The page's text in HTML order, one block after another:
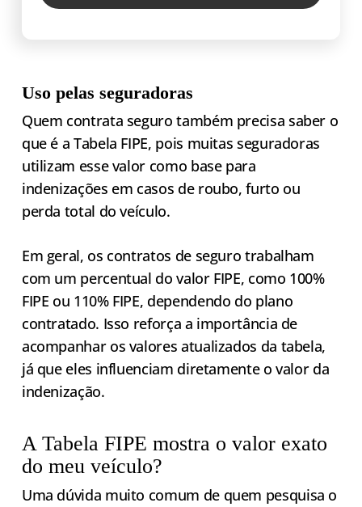
Uso pelas seguradoras
Quem contrata seguro também precisa saber o
que é a Tabela FIPE, pois muitas seguradoras
utilizam esse valor como base para
indenizações em casos de roubo, furto ou
perda total do veículo.
Em geral, os contratos de seguro trabalham
com um percentual do valor FIPE, como 100%
FIPE ou 110% FIPE, dependendo do plano
contratado. Isso reforça a importância de
acompanhar os valores atualizados da tabela,
já que eles influenciam diretamente o valor da
indenização.
A Tabela FIPE mostra o valor exato
do meu veículo?
Uma dúvida muito comum de quem pesquisa o